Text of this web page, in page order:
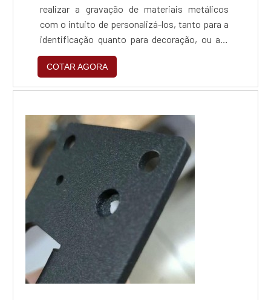
realizar a gravação de materiais metálicos
com o intuito de personalizá-los, tanto para a
identificação quanto para decoração, ou até
mesmo para promoção de alguma marca. A
máquina de gravação é amplamente adquirida
por empresas especializadas em serviços de
utilizados por esta máquinaA máquina de
gravação a las...
COTAR AGORA